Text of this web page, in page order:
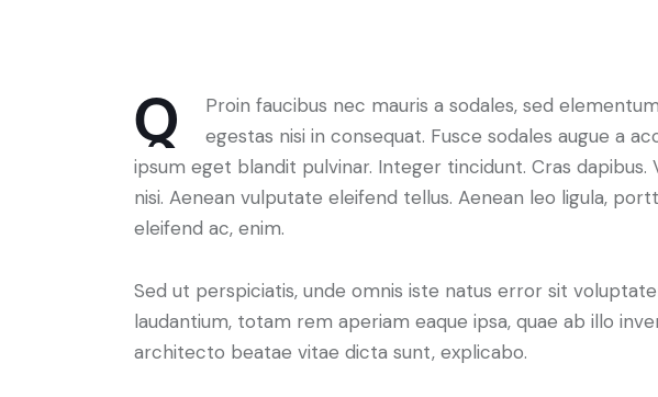
Q
Proin faucibus nec mauris a sodales, sed
egestas nisi in consequat. Fusce sodales augue a
ipsum eget blandit pulvinar. Integer tincidunt. Cras
nisi. Aenean vulputate eleifend tellus. Aenean leo ligula,
eleifend ac, enim.
Sed ut perspiciatis, unde omnis iste natus error sit
laudantium, totam rem aperiam eaque ipsa, quae ab illo
architecto beatae vitae dicta sunt, explicabo.